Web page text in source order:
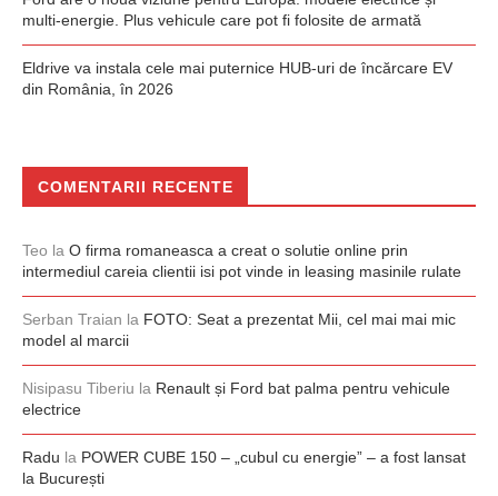
multi-energie. Plus vehicule care pot fi folosite de armată
Eldrive va instala cele mai puternice HUB-uri de încărcare EV
din România, în 2026
COMENTARII RECENTE
Teo la O firma romaneasca a creat o solutie online prin
intermediul careia clientii isi pot vinde in leasing masinile rulate
Serban Traian la FOTO: Seat a prezentat Mii, cel mai mai mic
model al marcii
Nisipasu Tiberiu la Renault și Ford bat palma pentru vehicule
electrice
Radu la POWER CUBE 150 – „cubul cu energie” – a fost lansat
la București